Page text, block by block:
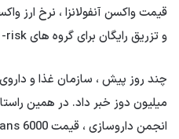
قیمت واکسن آنفولانزا ، نرخ ارز
و تزریق رایگان برای گروه های Hoch -risk است.
چند روز پیش ، سازمان غذا و داروی
میلیون دوز خبر داد. در همین